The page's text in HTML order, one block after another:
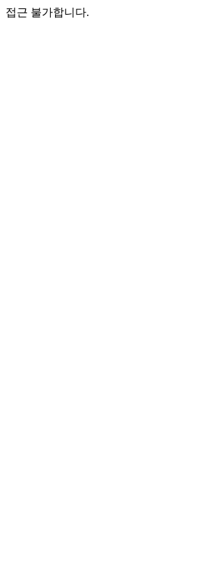
접근 불가합니다.